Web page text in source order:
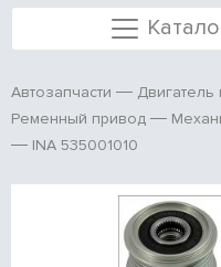
Автозапчасти Двигатель
Ременный привод
INA 535001010